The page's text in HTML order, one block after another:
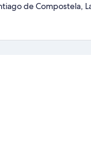
de Compostela,